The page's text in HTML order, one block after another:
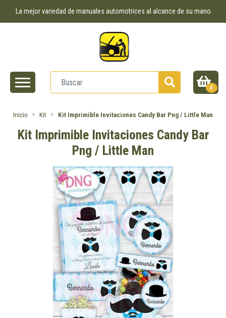
La mejor variedad de manuales automotrices al alcance de su mano
0
Inicio Kit Kit Imprimible Invitaciones Candy Bar Png / Little Man
Kit Imprimible Invitaciones Candy Bar
Png / Little Man